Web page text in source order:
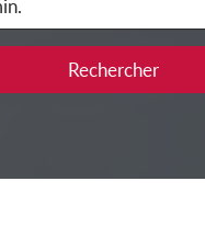
Rechercher